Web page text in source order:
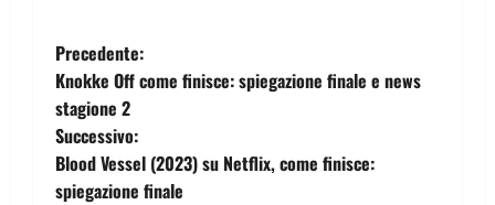
Precedente:
Knokke Off come finisce: spiegazione finale e news
stagione 2
Successivo:
Blood Vessel (2023) su Netflix, come finisce:
spiegazione finale